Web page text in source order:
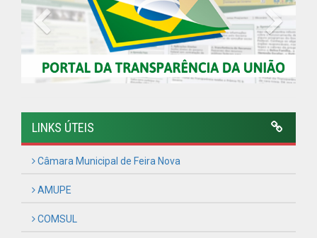
Previous
LINKS ÚTEIS
Câmara Municipal de Feira Nova
AMUPE
COMSUL